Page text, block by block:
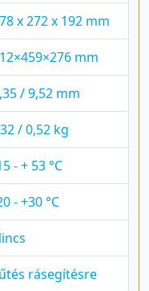
x 272 x 192 mm
mm
/ 9,52 mm
/ 0,52 kg
- + 53 °C
- +30 °C
rásegítésre